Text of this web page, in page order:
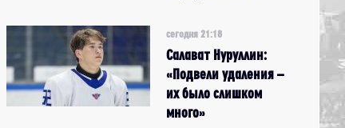
сегодня 21:18
Салават Нуруллин:
«Подвели удаления –
их было слишком
много»